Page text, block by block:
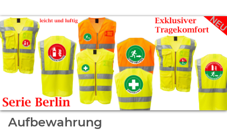
Aufbewahrung